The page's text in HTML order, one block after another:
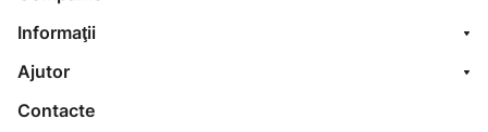
Informaţii
Ajutor
Contacte